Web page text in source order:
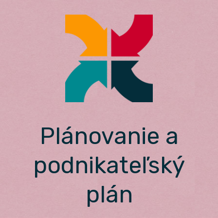
Plánovanie a
podnikateľský
plán